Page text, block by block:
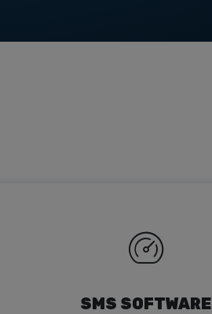
SMS SOFTWARE